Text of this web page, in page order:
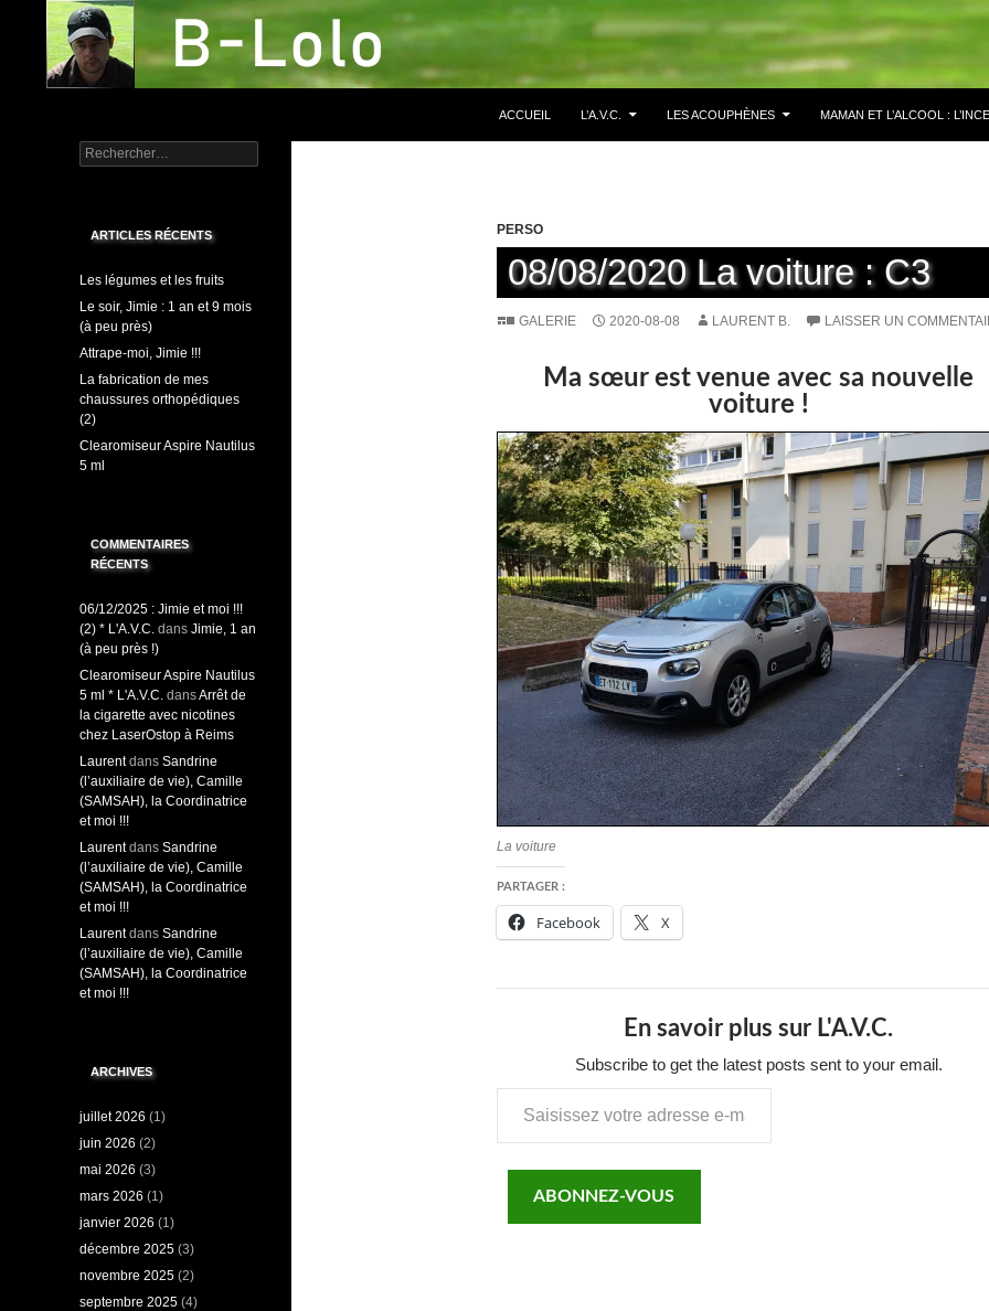
contenu
ACCUEIL L’A.V.C. LES ACOUPHÈNES MAMAN ET L’ALCOOL :
PERSO
08/08/2020 La voiture : C3
GALERIE 2020-08-08 LAURENT B. LAISSER UN
Ma sœur est venue avec sa nouvelle
voiture !
La voiture
PARTAGER :
Facebook X
En savoir plus sur L'A.V.C.
Subscribe to get the latest posts sent to your email.
votre
mail…ABONNEZ-VOUS
Informatique système
Rechercher :
ARTICLES RÉCENTS
Les légumes et les fruits
Le soir, Jimie : 1 an et 9 mois
(à peu près)
Attrape-moi, Jimie !!!
La fabrication de mes
chaussures orthopédiques
(2)
Clearomiseur Aspire Nautilus
5 ml
COMMENTAIRES
RÉCENTS
06/12/2025 : Jimie et moi !!!
(2) * L'A.V.C. dans Jimie, 1 an
(à peu près !)
Clearomiseur Aspire Nautilus
5 ml * L'A.V.C. dansArrêt de
la cigarette avec nicotines
chez LaserOstop à Reims
Laurentdans Sandrine
(l’auxiliaire de vie), Camille
(SAMSAH), la Coordinatrice
et moi !!!
Laurentdans Sandrine
(l’auxiliaire de vie), Camille
(SAMSAH), la Coordinatrice
et moi !!!
Laurentdans Sandrine
(l’auxiliaire de vie), Camille
(SAMSAH), la Coordinatrice
et moi !!!
ARCHIVES
juillet 2026 (1)
juin 2026 (2)
mai 2026 (3)
mars 2026 (1)
janvier 2026 (1)
décembre 2025 (3)
novembre 2025 (2)
septembre 2025 (4)